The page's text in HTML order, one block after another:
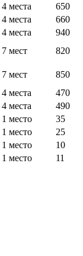
4 места
650
4 места
660
4 места
940
7 мест 820
7 мест
850
4 места
470
4 места
490
1 место
35
1 место
25
1 место
10
1 место 11